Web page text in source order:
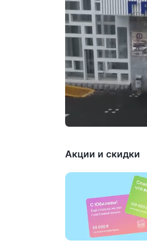
Врачи 7
физиопроцедур.
позвоночника на
Ингаляции,
Плазмотерапия
капельницы.
внутривенная
(ВЛОК).
Акции и скидки